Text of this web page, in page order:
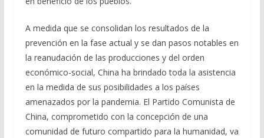
A medida que se consolidan los resultados de la
prevención en la fase actual y se dan pasos notables en
la reanudación de las producciones y del orden
económico-social, China ha brindado toda la asistencia
en la medida de sus posibilidades a los países
amenazados por la pandemia. El Partido Comunista de
China, comprometido con la concepción de una
comunidad de futuro compartido para la humanidad, va